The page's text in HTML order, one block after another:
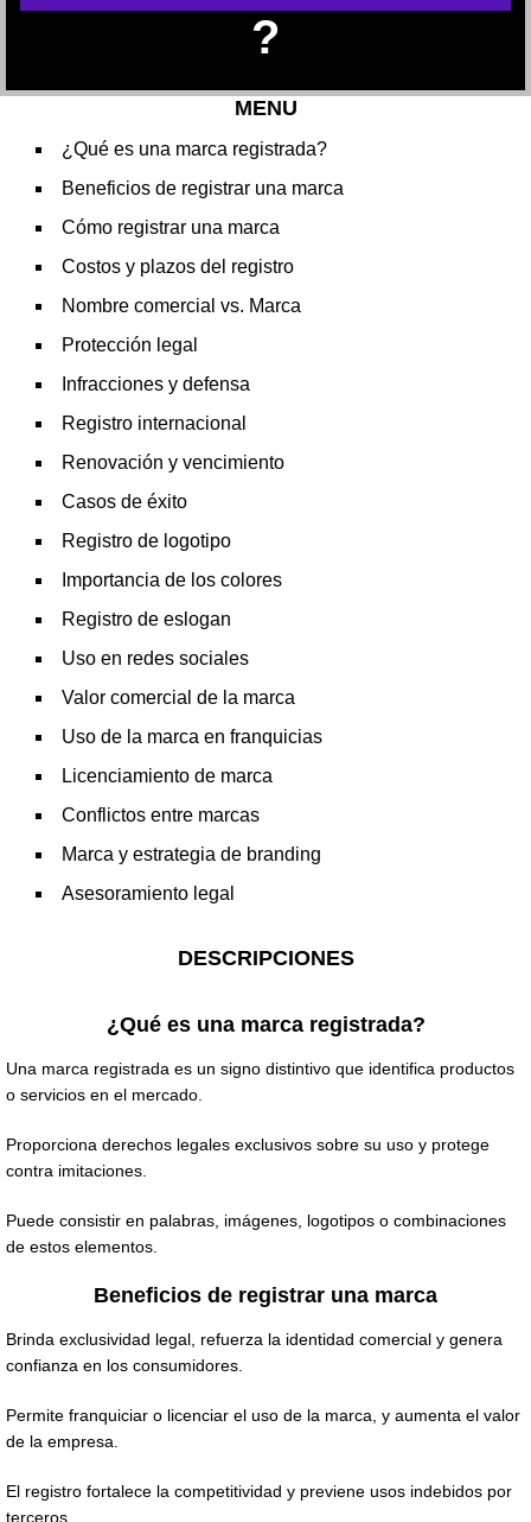
?
MENU
¿Qué es una marca registrada?
Beneficios de registrar una marca
Cómo registrar una marca
Costos y plazos del registro
Nombre comercial vs. Marca
Protección legal
Infracciones y defensa
Registro internacional
Renovación y vencimiento
Casos de éxito
Registro de logotipo
Importancia de los colores
Registro de eslogan
Uso en redes sociales
Valor comercial de la marca
Uso de la marca en franquicias
Licenciamiento de marca
Conflictos entre marcas
Marca y estrategia de branding
Asesoramiento legal
DESCRIPCIONES
¿Qué es una marca registrada?
Una marca registrada es un signo distintivo que identifica productos
o servicios en el mercado.
Proporciona derechos legales exclusivos sobre su uso y protege
contra imitaciones.
Puede consistir en palabras, imágenes, logotipos o combinaciones
de estos elementos.
Beneficios de registrar una marca
Brinda exclusividad legal, refuerza la identidad comercial y genera
confianza en los consumidores.
Permite franquiciar o licenciar el uso de la marca, y aumenta el valor
de la empresa.
El registro fortalece la competitividad y previene usos indebidos por
terceros.